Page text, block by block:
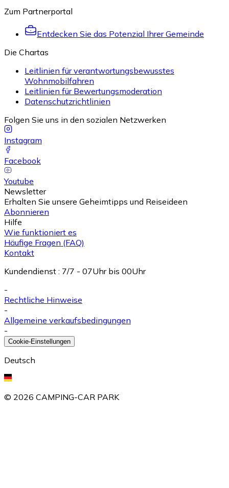
Zum Partnerportal
Entdecken Sie das Potenzial Ihrer Gemeinde
Die Chartas
Leitlinien für verantwortungsbewusstes
Wohnmobilfahren
Leitlinien für Bewertungsmoderation
Datenschutzrichtlinien
Folgen Sie uns in den sozialen Netzwerken
Instagram
Facebook
Youtube
Newsletter
Erhalten Sie unsere Geheimtipps und Reiseideen
Abonnieren
Hilfe
Wie funktioniert es
Häufige Fragen (FAQ)
Kontakt
Kundendienst : 7/7 - 07Uhr bis 00Uhr
-
Rechtliche Hinweise
-
Allgemeine verkaufsbedingungen
-
Cookie-Einstellungen
Deutsch
© 2026 CAMPING-CAR PARK